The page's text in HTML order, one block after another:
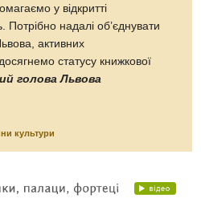
у відкритті
Потрібно надалі об’єднувати
активних
статусу книжкової
голова Львова
культури